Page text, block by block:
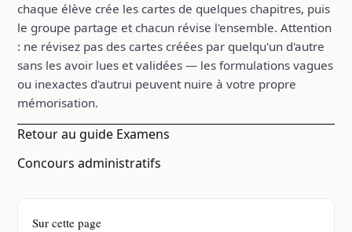
chaque élève crée les cartes de quelques chapitres, puis
le groupe partage et chacun révise l'ensemble. Attention
: ne révisez pas des cartes créées par quelqu'un d'autre
sans les avoir lues et validées — les formulations vagues
ou inexactes d'autrui peuvent nuire à votre propre
mémorisation.
Retour au guide Examens
Concours administratifs
Sur cette page